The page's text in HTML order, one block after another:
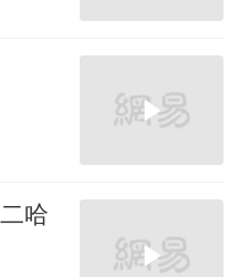
哈